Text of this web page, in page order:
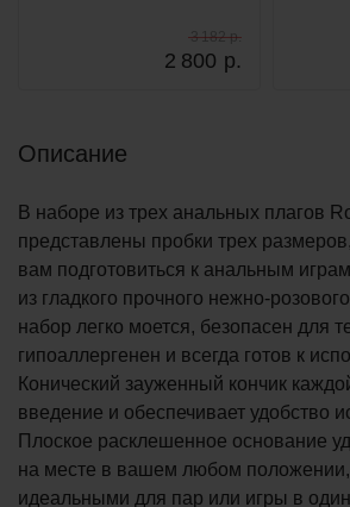
2 800 р.
3 182 р.
Описание
В наборе из трех анальных плагов
представлены пробки трех
вам подготовиться к анальным
из гладкого прочного нежно-
набор легко моется, безопасен для
гипоаллергенен и всегда готов к
Конический зауженный кончик
введение и обеспечивает удобство
Плоское расклешенное основание
на месте в вашем любом положении,
идеальными для пар или игры в